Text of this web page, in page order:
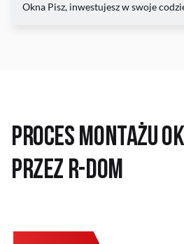
Okna Pisz, inwestujesz w swoje
Proces montażu
przez R-DOM